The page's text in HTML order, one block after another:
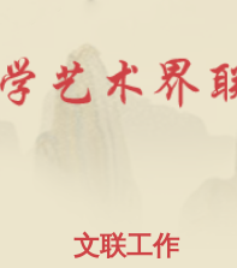
文联工作